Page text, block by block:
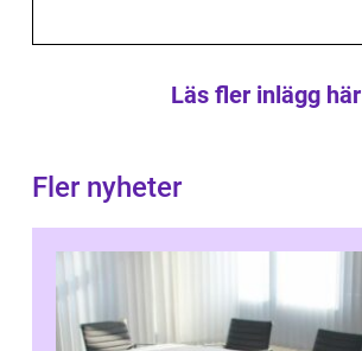
Läs fler inlägg här
Fler nyheter